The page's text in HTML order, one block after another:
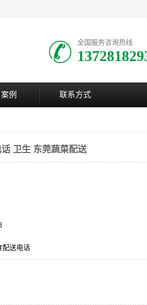
全国服务咨询热线:
例 联系方式
卫生 东莞蔬菜配送
配送电话